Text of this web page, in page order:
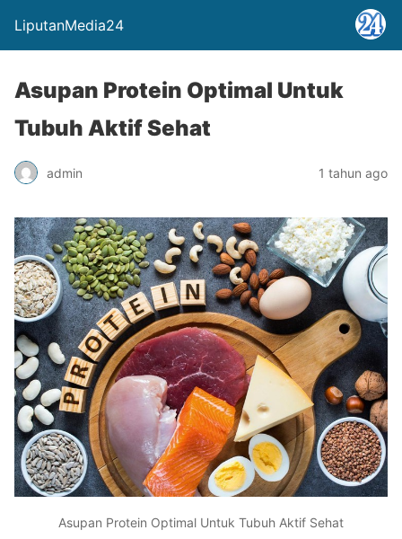
LiputanMedia24
Asupan Protein Optimal Untuk
Tubuh Aktif Sehat
admin 1 tahun ago
Asupan Protein Optimal Untuk Tubuh Aktif Sehat